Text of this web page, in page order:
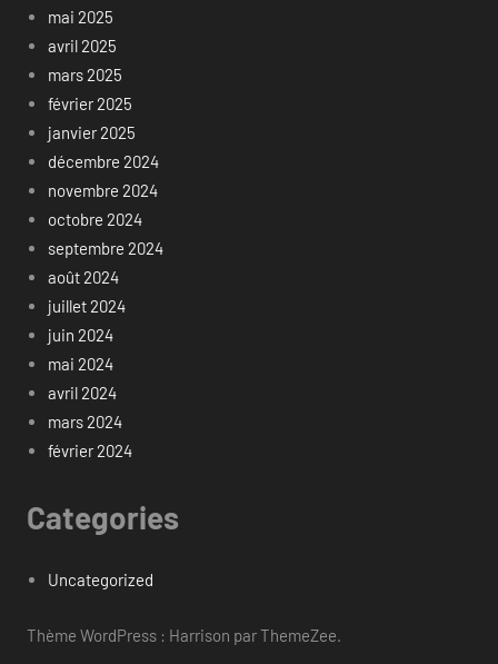
mai 2025
avril 2025
mars 2025
février 2025
janvier 2025
décembre 2024
novembre 2024
octobre 2024
septembre 2024
août 2024
juillet 2024
juin 2024
mai 2024
avril 2024
mars 2024
février 2024
Categories
Uncategorized
Thème WordPress : Harrison par ThemeZee.